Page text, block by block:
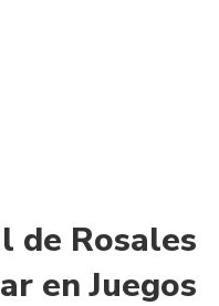
de Rosales
en Juegos